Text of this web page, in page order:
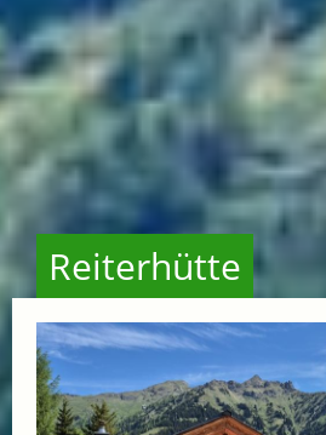
Reiterhütte